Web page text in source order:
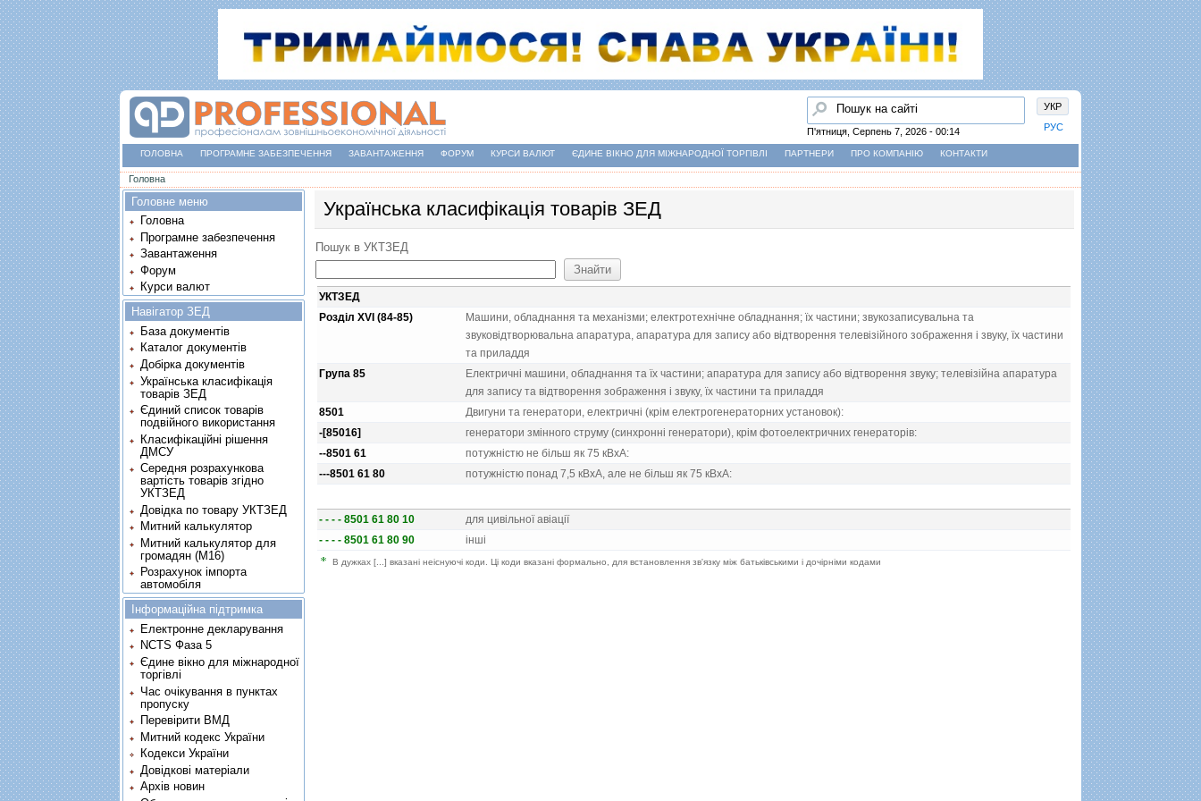
УКР
РУС
Пошук
П'ятниця, Серпень 7, 2026 - 00:14
ГОЛОВНА ПРОГРАМНЕ ЗАБЕЗПЕЧЕННЯ ЗАВАНТАЖЕННЯ ФОРУМ КУРСИ ВАЛЮТ ЄДИНЕ ВІКНО ДЛЯ МІЖНАРОДНОЇ ТОРГІВЛІ ПАРТНЕРИ ПРО КОМПАНІЮ КОНТАКТИ
Ви є тут
Головна
Українська класифікація товарів ЗЕД
Пошук в УКТЗЕД
УКТЗЕД
Розділ XVI (84-85)
Машини, обладнання та механiзми; електротехнiчне обладнання; їх частини; звукозаписувальна та
звуковiдтворювальна апаратура, апаратура для запису або вiдтворення телевiзiйного зображення i звуку, їх частини
та приладдя
Група 85
Електричнi машини, обладнання та їх частини; апаратура для запису або вiдтворення звуку; телевiзiйна апаратура
для запису та вiдтворення зображення i звуку, їх частини та приладдя
8501
Двигуни та генератори, електричнi (крiм електрогенераторних установок):
-[85016]
генератори змiнного струму (синхроннi генератори), крiм фотоелектричних генераторiв:
--8501 61
потужнiстю не бiльш як 75 кВxА:
---8501 61 80
потужнiстю понад 7,5 кВxА, але не бiльш як 75 кВxА:
- - - - 8501 61 80 10
для цивiльної авiацiї
- - - - 8501 61 80 90
iншi
В дужках [...] вказані неіснуючі коди. Ці коди вказані формально, для встановлення зв'язку між батьківськими і дочірніми кодами
Головне меню
Головна
Програмне забезпечення
Завантаження
Форум
Курси валют
Навігатор ЗЕД
База документів
Каталог документів
Добірка документів
Українська класифікація
товарів ЗЕД
Єдиний список товарів
подвійного використання
Класифікаційні рішення
ДМСУ
Середня розрахункова
вартість товарів згідно
УКТЗЕД
Довідка по товару УКТЗЕД
Митний калькулятор
Митний калькулятор для
громадян (М16)
Розрахунок імпорта
автомобіля
Інформаційна підтримка
Електронне декларування
NCTS Фаза 5
Єдине вікно для міжнародної
торгівлі
Час очікування в пунктах
пропуску
Перевірити ВМД
Митний кодекс України
Кодекси України
Довідкові матеріали
Архів новин